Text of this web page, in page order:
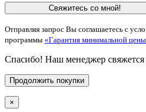
Свяжитесь со мной!
Отправляя запрос Вы соглашаетесь с
программы «Гарантия минимальной
Спасибо! Наш менеджер
Продолжить покупки
×